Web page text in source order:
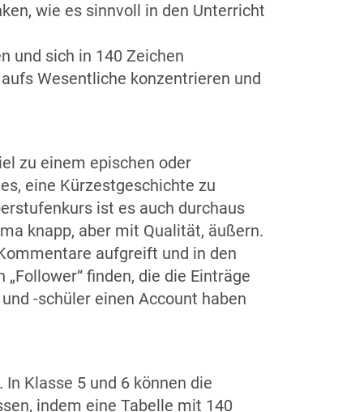
wie es sinnvoll in den Unterricht
und sich in 140 Zeichen
Wesentliche konzentrieren und
zu einem epischen oder
eine Kürzestgeschichte zu
ist es auch durchaus
knapp, aber mit Qualität, äußern.
aufgreift und in den
finden, die die Einträge
-schüler einen Account haben
Klasse 5 und 6 können die
indem eine Tabelle mit 140